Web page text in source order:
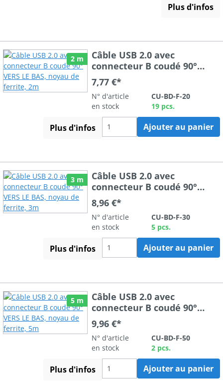
Plus d'infos
2 m
Câble USB 2.0 avec
connecteur B coudé 90°
VERS LE BAS, noyau de
ferrite, 2m
7,77 €*
N° d'article
CU-BD-F-20
en stock
19 pcs.
Plus d'infos Ajouter au panier
3 m
Câble USB 2.0 avec
connecteur B coudé 90°
VERS LE BAS, noyau de
ferrite, 3m
8,96 €*
N° d'article
CU-BD-F-30
en stock
5 pcs.
Plus d'infos Ajouter au panier
5 m
Câble USB 2.0 avec
connecteur B coudé 90°
VERS LE BAS, noyau de
ferrite, 5m
9,96 €*
N° d'article
CU-BD-F-50
en stock
2 pcs.
Plus d'infos Ajouter au panier